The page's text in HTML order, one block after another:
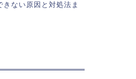
きない原因と対処法ま